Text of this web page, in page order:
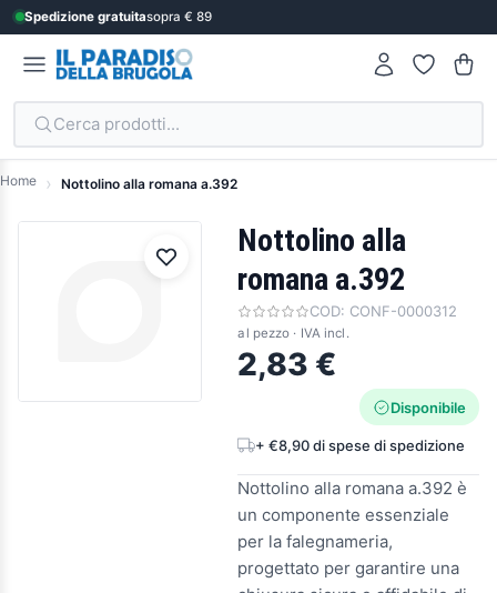
Spedizione gratuitasopra € 89
Cerca prodotti...
Home Nottolino alla romana a.392
Nottolino alla
romana a.392
COD: CONF-0000312
al pezzo · IVA incl.
2,83 €
Disponibile
+ €8,90 di spese di spedizione
Nottolino alla romana a.392 è
un componente essenziale
per la falegnameria,
progettato per garantire una